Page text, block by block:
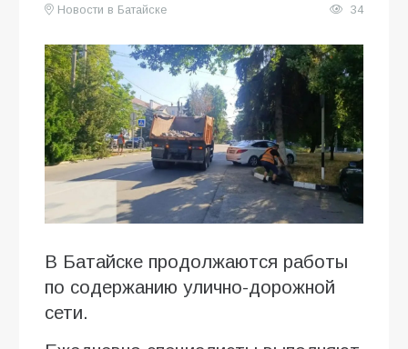
Новости в Батайске
34
В Батайске продолжаются работы
по содержанию улично-дорожной
сети.